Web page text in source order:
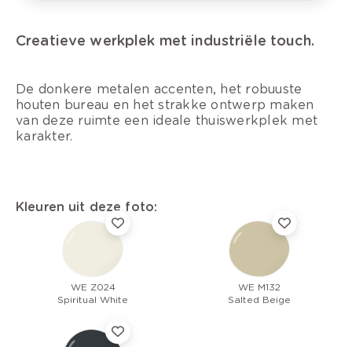
Creatieve werkplek met industriële touch.
De donkere metalen accenten, het robuuste
houten bureau en het strakke ontwerp maken
van deze ruimte een ideale thuiswerkplek met
karakter.
Kleuren uit deze foto:
WE Z024
Spiritual White
WE M132
Salted Beige